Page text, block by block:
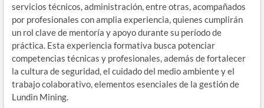
servicios técnicos, administración, entre otras, acompañados
por profesionales con amplia experiencia, quienes cumplirán
un rol clave de mentoría y apoyo durante su período de
práctica. Esta experiencia formativa busca potenciar
competencias técnicas y profesionales, además de fortalecer
la cultura de seguridad, el cuidado del medio ambiente y el
trabajo colaborativo, elementos esenciales de la gestión de
Lundin Mining.